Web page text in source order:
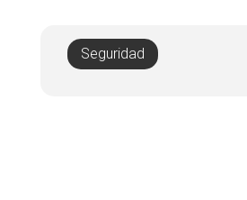
Seguridad